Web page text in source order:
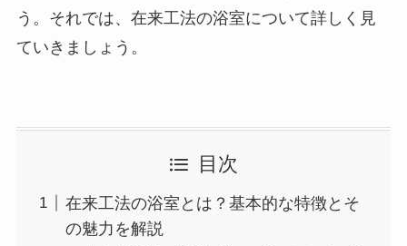
う。それでは、在来工法の浴室について詳しく見
ていきましょう。
目次
在来工法の浴室とは？基本的な特徴とそ
の魅力を解説